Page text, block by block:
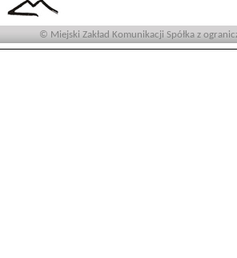
© Miejski Zakład Komunikacji Spółka z